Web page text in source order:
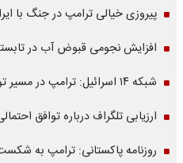
پیروزی خیالی ترامپ در جنگ با
افزایش نجومی قبوض آب در
شبکه ۱۴ اسرائیل: ترامپ در مسیر توافق با ایران قرار دارد
ارزیابی تلگراف درباره توافق
روزنامه پاکستانی: ترامپ به